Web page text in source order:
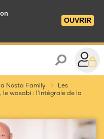
OUVRIR
Nosta Family
Les
wasabi : l'intégrale de la